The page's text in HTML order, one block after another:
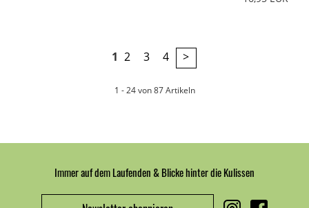
1 2 3 4 >
1 - 24 von 87 Artikeln
Immer auf dem Laufenden & Blicke hinter die Kulissen